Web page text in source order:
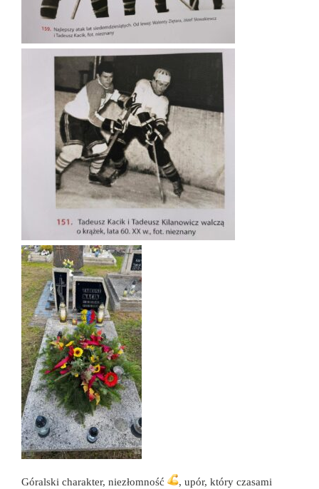
Góralski charakter, niezłomność
, upór, który czasami